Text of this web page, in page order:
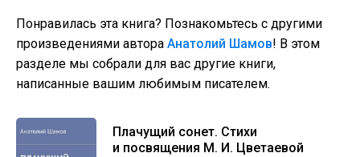
Понравилась эта книга? Познакомьтесь с другими
произведениями автора Анатолий Шамов! В этом
разделе мы собрали для вас другие книги,
написанные вашим любимым писателем.
Плачущий сонет. Стихи
и посвящения М. И. Цветаевой